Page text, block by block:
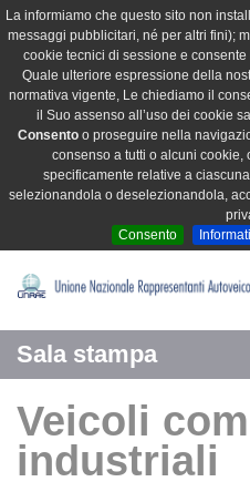
La informiamo che questo sito non
messaggi pubblicitari, né per altri fini);
cookie tecnici di sessione e
Quale ulteriore espressione della
normativa vigente, Le chiediamo il
il Suo assenso all’uso dei cookie
Consento o proseguire nella
consenso a tutti o alcuni
specificamente relative a
selezionandola o deselezionandola,
Consento
Sala stampa
Veicoli
industriali